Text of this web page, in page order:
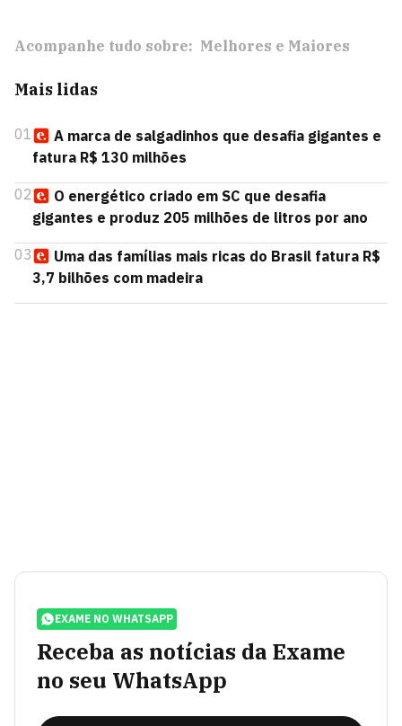
Acompanhe tudo sobre: Melhores e Maiores
Mais lidas
01
A marca de salgadinhos que desafia gigantes e
fatura R$ 130 milhões
02
O energético criado em SC que desafia
gigantes e produz 205 milhões de litros por ano
03
Uma das famílias mais ricas do Brasil fatura R$
3,7 bilhões com madeira
EXAME NO WHATSAPP
Receba as notícias da Exame
no seu WhatsApp